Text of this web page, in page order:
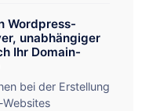
kommt mit ein
keine Notwen
Wenn Sie eine
zu chat
Wordpress-
unabhängiger
Ihr Domain-
bei der Erstellung